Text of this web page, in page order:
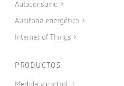
Autoconsumo
Auditoría energética
Internet of Things
PRODUCTOS